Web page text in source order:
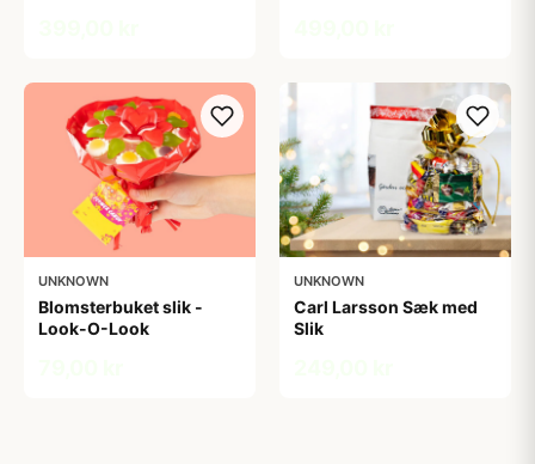
UNKNOWN
Blomsterbuket slik -
Look-O-Look
UNKNOWN
Carl Larsson Sæk med
Slik